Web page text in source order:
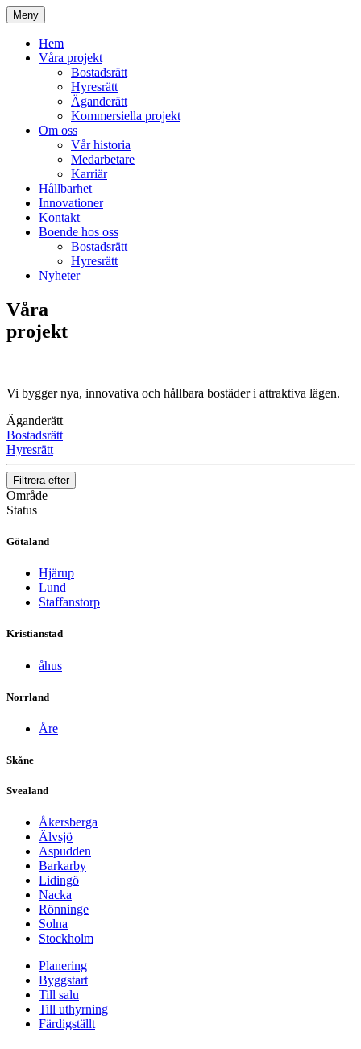
Meny
Hem
Våra projekt
Bostadsrätt
Hyresrätt
Äganderätt
Kommersiella projekt
Om oss
Vår historia
Medarbetare
Karriär
Hållbarhet
Innovationer
Kontakt
Boende hos oss
Bostadsrätt
Hyresrätt
Nyheter
Våra
projekt
Vi bygger nya, innovativa och hållbara bostäder i attraktiva lägen.
Äganderätt
Bostadsrätt
Hyresrätt
Filtrera efter
Område
Status
Götaland
Hjärup
Lund
Staffanstorp
Kristianstad
åhus
Norrland
Åre
Skåne
Svealand
Åkersberga
Älvsjö
Aspudden
Barkarby
Lidingö
Nacka
Rönninge
Solna
Stockholm
Planering
Byggstart
Till salu
Till uthyrning
Färdigställt